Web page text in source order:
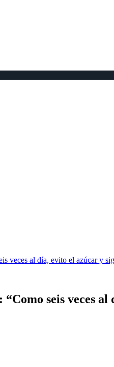
veces al día, evito el azúcar y
seis veces